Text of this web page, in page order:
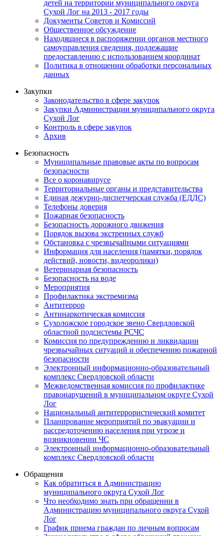
детей на территории муниципального округа
Сухой Лог на 2013 - 2017 годы
Документы Советов и Комиссий
Общественное обсуждение
Находящиеся в распоряжении органов местного
самоуправления сведения, подлежащие
предоставлению с использованием координат
Политика в отношении обработки персональных
данных
Закупки
Законодательство в сфере закупок
Закупки Администрации муниципального округа
Сухой Лог
Контроль в сфере закупок
Архив
Безопасность
Муниципальные правовые акты по вопросам
безопасности
Все о коронавирусе
Территориальные органы и представительства
Единая дежурно-диспетчерская служба (ЕДДС)
Телефоны доверия
Пожарная безопасность
Безопасность дорожного движения
Порядок вызова экстренных служб
Обстановка с чрезвычайными ситуациями
Информация для населения (памятки, порядок
действий, новости, видеоролики)
Ветеринарная безопасность
Безопасность на воде
Мероприятия
Профилактика экстремизма
Антитеррор
Антинаркотическая комиссия
Сухоложское городское звено Свердловской
областной подсистемы РСЧС
Комиссия по предупреждению и ликвидации
чрезвычайных ситуаций и обеспечению пожарной
безопасности
Электронный информационно-образовательный
комплекс Cвердловской области
Межведомственная комиссия по профилактике
правонарушений в муниципальном округе Сухой
Лог
Национальный антитеррористический комитет
Планирование мероприятий по эвакуации и
рассредоточению населения при угрозе и
возникновении ЧС
Электронный информационно-образовательный
комплекс Свердловской области
Обращения
Как обратиться в Администрацию
муниципального округа Сухой Лог
Что необходимо знать при обращении в
Администрацию муниципального округа Сухой
Лог
График приема граждан по личным вопросам